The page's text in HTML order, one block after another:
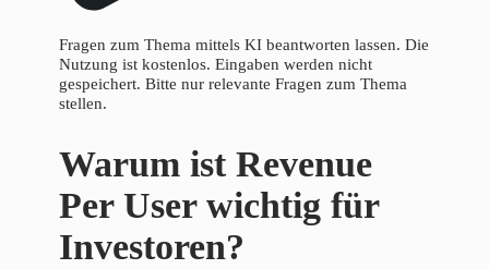
Fragen zum Thema mittels KI beantworten lassen. Die
Nutzung ist kostenlos. Eingaben werden nicht
gespeichert. Bitte nur relevante Fragen zum Thema
stellen.
Warum ist Revenue
Per User wichtig für
Investoren?